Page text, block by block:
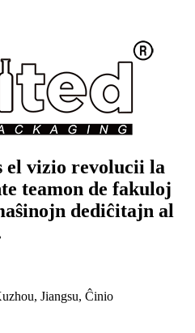
el vizio revolucii la
teamon de fakuloj
dediĉitajn al
Jiangsu, Ĉinio